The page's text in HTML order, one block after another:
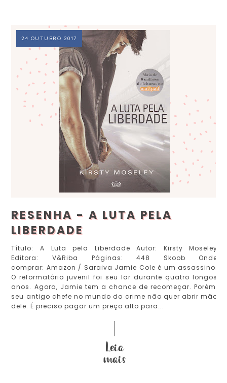
24 OUTUBRO 2017
RESENHA - A LUTA PELA
LIBERDADE
Título: A Luta pela Liberdade Autor: Kirsty Moseley
Editora: V&Riba Páginas: 448 Skoob Onde
comprar: Amazon / Saraiva Jamie Cole é um assassino.
O reformatório juvenil foi seu lar durante quatro longos
anos. Agora, Jamie tem a chance de recomeçar. Porém,
seu antigo chefe no mundo do crime não quer abrir mão
dele. É preciso pagar um preço alto para...